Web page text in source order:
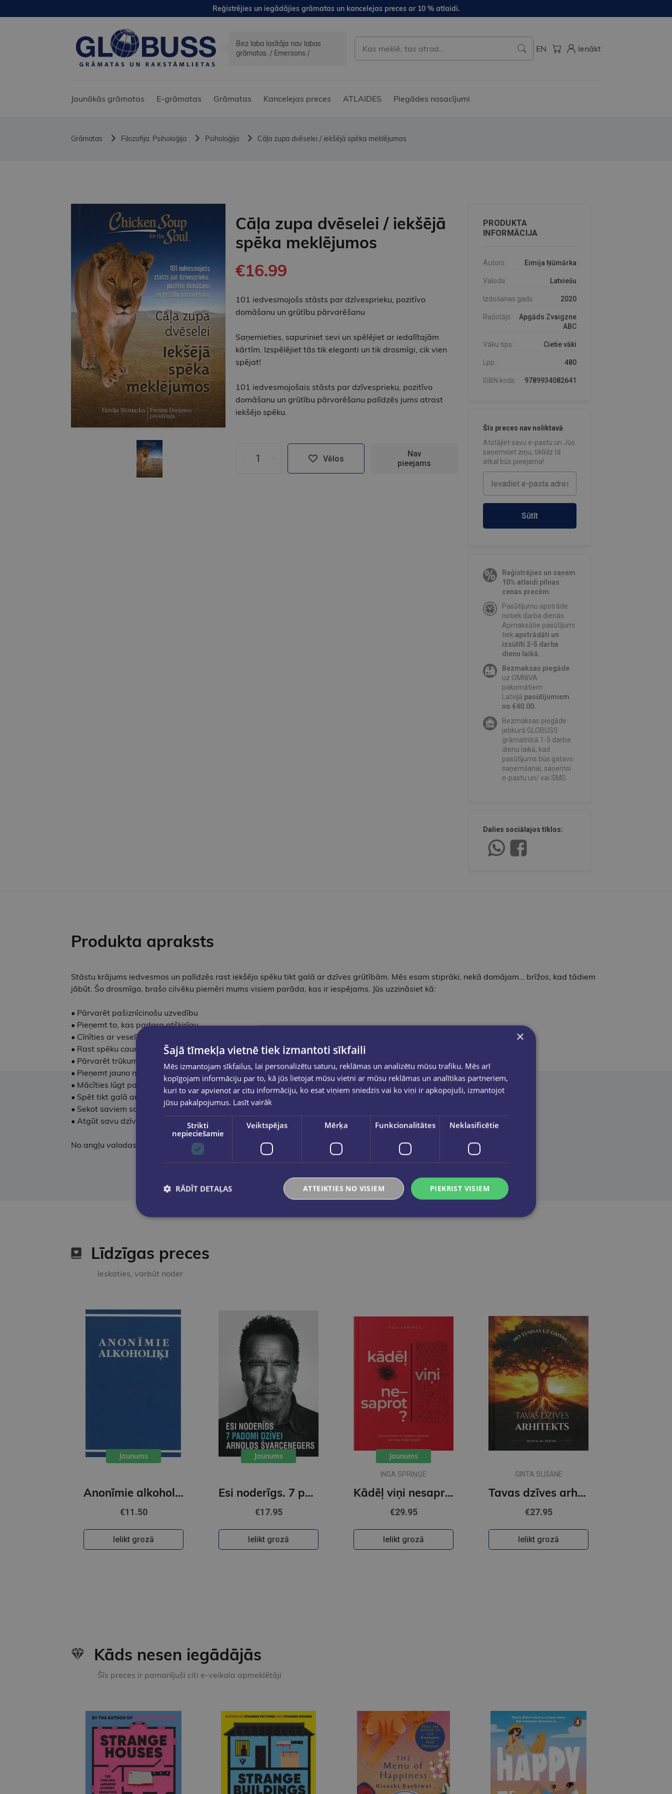
Reģistrējies un iegādājies grāmatas un kancelejas preces ar 10 % atlaidi.
Bez laba lasītāja nav labas
grāmatas. / Emersons /
EN Ienākt
Jaunākās grāmatas E-grāmatas Grāmatas Kancelejas preces ATLAIDES Piegādes nosacījumi
Grāmatas Filozofija. Psiholoģija Psiholoģija Cāļa zupa dvēselei / iekšējā spēka meklējumos
Cāļa zupa dvēselei / iekšējā
spēka meklējumos
€16.99
101 iedvesmojošs stāsts par dzīvesprieku, pozitīvo
domāšanu un grūtību pārvarēšanu
Saņemieties, sapuriniet sevi un spēlējiet ar iedalītajām
kārtīm. Izspēlējiet tās tik eleganti un tik drosmīgi, cik vien
spējat!
101 iedvesmojošais stāsts par dzīvesprieku, pozitīvo
domāšanu un grūtību pārvarēšanu palīdzēs jums atrast
iekšējo spēku.
Vēlos
Nav
pieejams
PRODUKTA
INFORMĀCIJA
Autors: Eimija Ņūmārka
Valoda: Latviešu
Izdošanas gads: 2020
Ražotājs:
Apgāds Zvaigzne
ABC
Vāku tips: Cietie vāki
Lpp.: 480
ISBN kods: 9789934082641
Šīs preces nav noliktavā
Atstājiet savu e-pastu un Jūs
saņemsiet ziņu, tiklīdz tā
atkal būs pieejama!
Sūtīt
Reģistrējies un saņem
10% atlaidi pilnas
cenas precēm.
Pasūtījumu apstrāde
notiek darba dienās.
Apmaksātie pasūtījumi
tiekapstrādāti un
izsūtīti 2-5 darba
dienu laikā.
Bezmaksas piegāde
uz OMNIVA
pakomātiem
Latvijā pasūtījumiem
no €40.00.
Bezmaksas piegāde
jebkurā GLOBUSS
grāmatnīcā 1-5 darba
dienu laikā, kad
pasūtījums būs gatavs
saņemšanai, saņemsi
e-pastu un/ vai SMS.
Dalies sociālajos tīklos:
Produkta apraksts
Stāstu krājums iedvesmos un palīdzēs rast iekšējo spēku tikt galā ar dzīves grūtībām. Mēs esam stiprāki, nekā domājam… brīžos, kad tādiem
jābūt. Šo drosmīgo, brašo cilvēku piemēri mums visiem parāda, kas ir iespējams. Jūs uzzināsiet kā:
• Pārvarēt pašiznīcinošu uzvedību
• Pieņemt to, kas padara atšķirīgu
• Cīnīties ar veselības problēmām
• Rast spēku caur zaudējumiem
• Pārvarēt trūkumus
• Pieņemt jauno normālo
• Mācīties lūgt palīdzību
• Spēt tikt galā ar izaicinājumiem
• Sekot saviem sapņiem
• Atgūt savu dzīvi
No angļu valodas tulkojusi Sintija Zariņa.
Līdzīgas preces
Ieskaties, varbūt noder
Jaunums
Anonīmie alkoholoķi
€11.50
Ielikt grozā
Jaunums
Esi noderīgs. 7 padomi dzīvei
€17.95
Ielikt grozā
Jaunums
INGA SPRIŅĢE
Kādēļ viņi nesaprot?
€29.95
Ielikt grozā
GINTA SLIŠĀNE
Tavas dzīves arhitekts
€27.95
Ielikt grozā
Kāds nesen iegādājās
Šīs preces ir pamanījuši citi e-veikala apmeklētāji
×
Šajā tīmekļa vietnē tiek izmantoti sīkfaili
Mēs izmantojam sīkfailus, lai personalizētu saturu, reklāmas un analizētu mūsu trafiku. Mēs arī
kopīgojam informāciju par to, kā jūs lietojat mūsu vietni ar mūsu reklāmas un analītikas partneriem,
kuri to var apvienot ar citu informāciju, ko esat viņiem sniedzis vai ko viņi ir apkopojuši, izmantojot
jūsu pakalpojumus. Lasīt vairāk
Strikti
nepieciešamie
Veiktspējas Mērķa Funkcionalitātes Neklasificētie
PIEKRIST VISIEM
ATTEIKTIES NO VISIEM
RĀDĪT DETAĻAS